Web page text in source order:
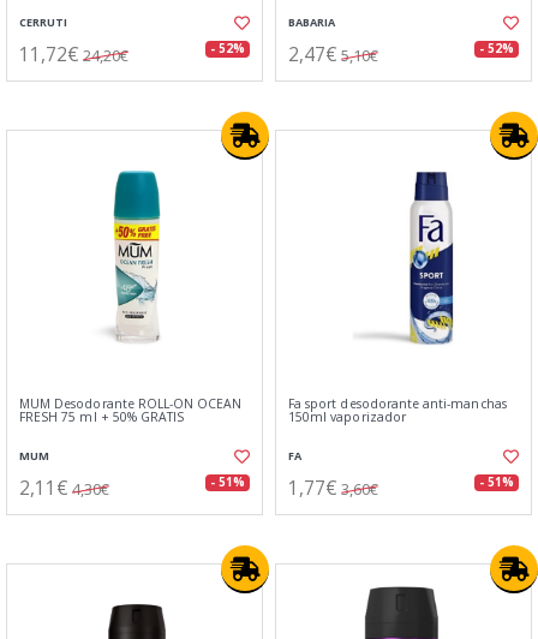
CERRUTI
11,72€ 24,20€ - 52%
BABARIA
2,47€ 5,10€ - 52%
MUM Desodorante ROLL-ON OCEAN
FRESH 75 ml + 50% GRATIS
MUM
2,11€ 4,30€ - 51%
Fa sport desodorante anti-manchas
150ml vaporizador
FA
1,77€ 3,60€ - 51%